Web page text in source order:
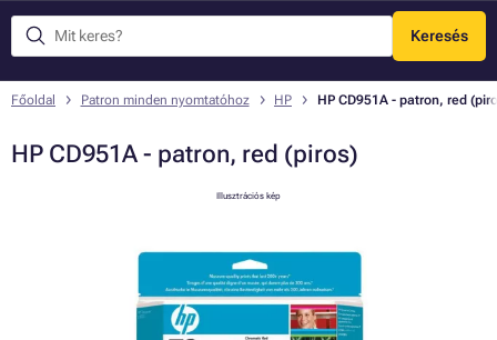
Keresés
Menü
Főoldal Patron minden nyomtatóhoz HP HP CD951A - patron, red
HP CD951A - patron, red (piros)
Illusztrációs kép